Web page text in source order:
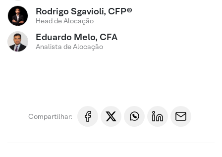
Rodrigo Sgavioli, CFP®
Head de Alocação
Eduardo Melo, CFA
Analista de Alocação
Compartilhar: